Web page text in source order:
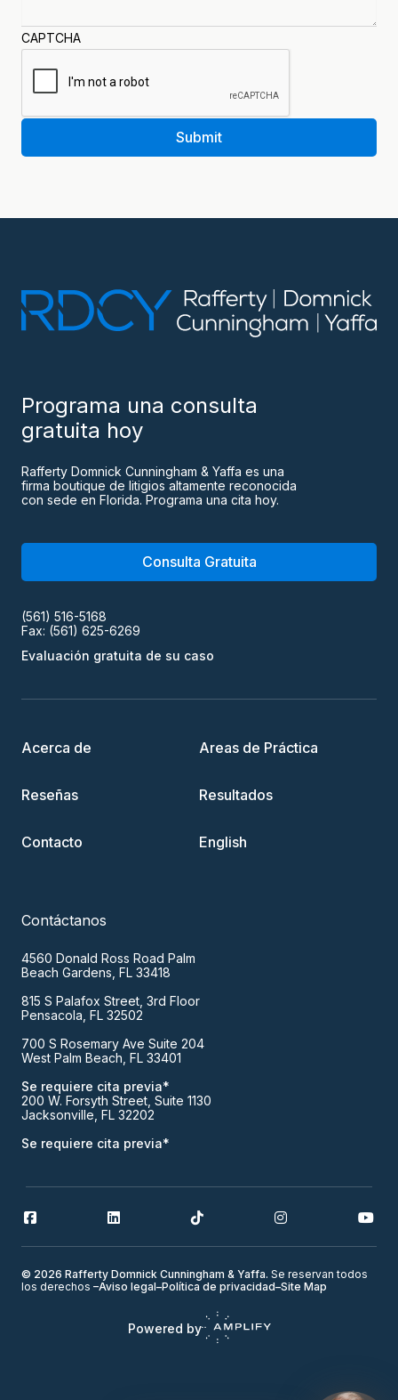
CAPTCHA
Submit
Programa una consulta
gratuita hoy
Rafferty Domnick Cunningham & Yaffa es una
firma boutique de litigios altamente reconocida
con sede en Florida. Programa una cita hoy.
Consulta Gratuita
(561) 516-5168
Fax: (561) 625-6269
Evaluación gratuita de su caso
Acerca de Areas de Práctica
Reseñas Resultados
Contacto English
Contáctanos
4560 Donald Ross Road Palm
Beach Gardens, FL 33418
815 S Palafox Street, 3rd Floor
Pensacola, FL 32502
700 S Rosemary Ave Suite 204
West Palm Beach, FL 33401
Se requiere cita previa*
200 W. Forsyth Street, Suite 1130
Jacksonville, FL 32202
Se requiere cita previa*
© 2026 Rafferty Domnick Cunningham & Yaffa. Se reservan todos
los derechos –Aviso legal–Política de privacidad–Site Map
Powered by